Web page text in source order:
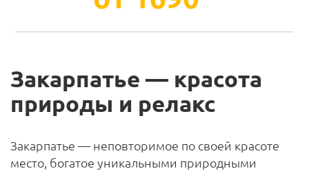
Закарпатье — красота
природы и релакс
Закарпатье — неповторимое по своей красоте
место, богатое уникальными природными